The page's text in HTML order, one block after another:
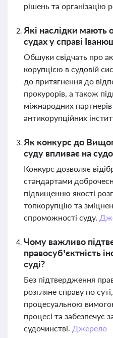
рішень та організацію
Які наслідки
судах у справі
Обшуки свідчать про
корупцією в судовій
до притягнення до
прокурорів, а також
міжнародних
антикорупційних
Як конкурс до
суду впливає на
Конкурс дозволяє
стандартами
підвищенню якості
топкорупцію та
спроможності суду.
Чому важливо
правосуб’єктність
суді?
Без підтвердження
розгляне справу по
процесуальною
процесі та забезпечує
судочинстві. Джерело